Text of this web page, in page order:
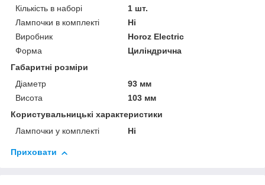
Кількість в наборі
1 шт.
Лампочки в комплекті
Ні
Виробник
Horoz Electric
Форма
Циліндрична
Габаритні розміри
Діаметр
93 мм
Висота
103 мм
Користувальницькі характеристики
Лампочки у комплекті
Ні
Приховати